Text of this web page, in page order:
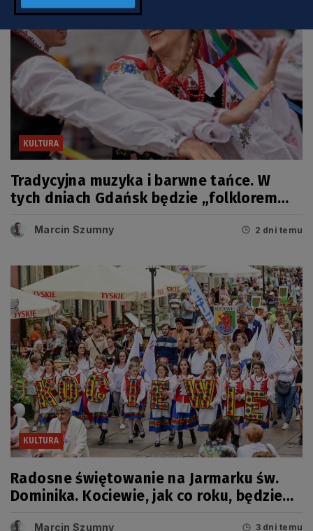
KULTURA
Tradycyjna muzyka i barwne tańce. W
tych dniach Gdańsk będzie „folklorem
Marcin Szumny 2 dni temu
KULTURA
Radosne świętowanie na Jarmarku św.
Dominika. Kociewie, jak co roku, będzie
Marcin Szumny 3 dni temu